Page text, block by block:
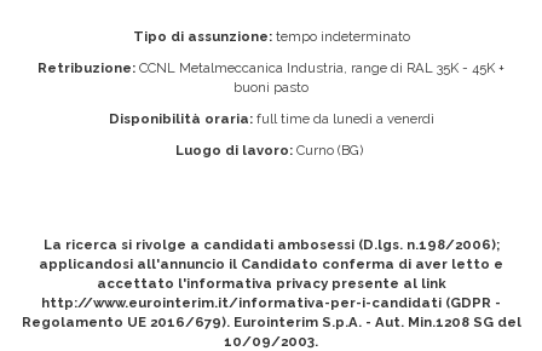
Tipo di assunzione:tempo indeterminato
Retribuzione: CCNL Metalmeccanica Industria, range di RAL 35K - 45K +
buoni pasto
Disponibilità oraria:full time da lunedì a venerdì
Luogo di lavoro: Curno (BG)
La ricerca si rivolge a candidati ambosessi (D.lgs. n.198/2006);
applicandosi all'annuncio il Candidato conferma di aver letto e
accettato l'informativa privacy presente al link
http://www.eurointerim.it/informativa-per-i-candidati (GDPR -
Regolamento UE 2016/679). Eurointerim S.p.A. - Aut. Min.1208 SG del
10/09/2003.